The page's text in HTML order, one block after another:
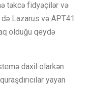
təkcə fidyəçilər və
Lazarus və APT41
olduğu qeydə
daxil olarkən
yayan